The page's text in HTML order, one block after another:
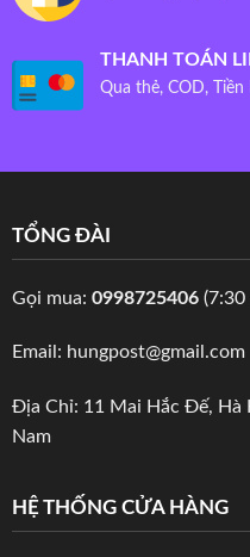
THANH TOÁN
Qua thẻ, COD,
TỔNG ĐÀI
Gọi mua: 0998725406(7:30
Email: hungpost@gmail.com
Địa Chỉ: 11 Mai Hắc Đế, Hà
Nam
HỆ THỐNG CỬA HÀNG